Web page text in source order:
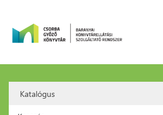
Option: